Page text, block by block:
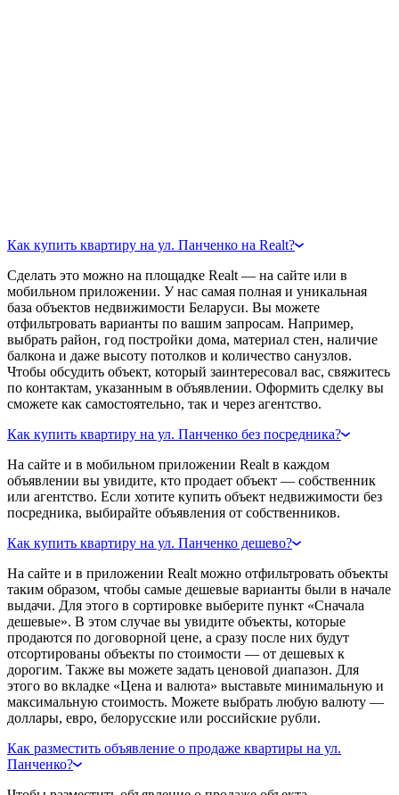
Как купить квартиру на ул. Панченко на Realt?
Сделать это можно на площадке Realt — на сайте или в
мобильном приложении. У нас самая полная и уникальная
база объектов недвижимости Беларуси. Вы можете
отфильтровать варианты по вашим запросам. Например,
выбрать район, год постройки дома, материал стен, наличие
балкона и даже высоту потолков и количество санузлов.
Чтобы обсудить объект, который заинтересовал вас, свяжитесь
по контактам, указанным в объявлении. Оформить сделку вы
сможете как самостоятельно, так и через агентство.
Как купить квартиру на ул. Панченко без посредника?
На сайте и в мобильном приложении Realt в каждом
объявлении вы увидите, кто продает объект — собственник
или агентство. Если хотите купить объект недвижимости без
посредника, выбирайте объявления от собственников.
Как купить квартиру на ул. Панченко дешево?
На сайте и в приложении Realt можно отфильтровать объекты
таким образом, чтобы самые дешевые варианты были в начале
выдачи. Для этого в сортировке выберите пункт «Сначала
дешевые». В этом случае вы увидите объекты, которые
продаются по договорной цене, а сразу после них будут
отсортированы объекты по стоимости — от дешевых к
дорогим. Также вы можете задать ценовой диапазон. Для
этого во вкладке «Цена и валюта» выставьте минимальную и
максимальную стоимость. Можете выбрать любую валюту —
доллары, евро, белорусские или российские рубли.
Как разместить объявление о продаже квартиры на ул.
Панченко?